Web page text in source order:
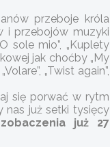
przeboje króla
i przebojów muzyki
sole mio”, „Kuplety
jak choćby „My
„Twist again”,
się porwać w rytm
nas już setki tysięcy
już 27